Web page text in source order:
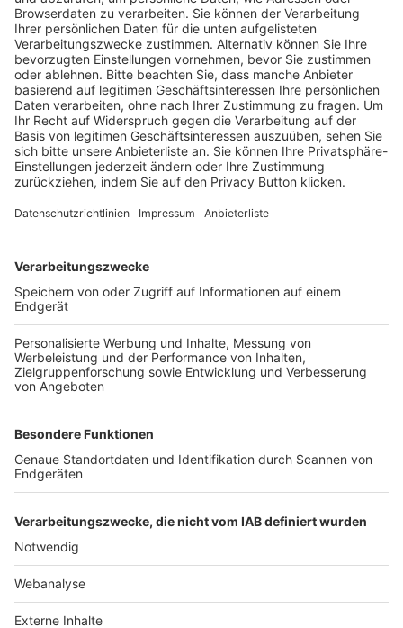
Trainerausbildung
Schulungsangebot Vereinsmitarbeiter
BFV-Geschäftsstellen
Trainerbörse
Login SpielPlus
FOLGE DEM BFV
TOP-VEREINE
TOP-PARTNER
Nutzungsbedingungen Datenschutz Impressum